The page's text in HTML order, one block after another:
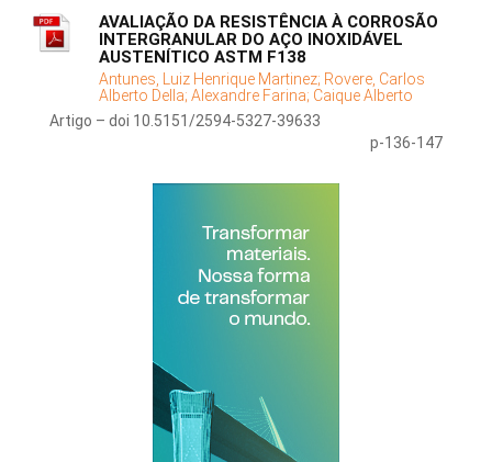
AVALIAÇÃO DA RESISTÊNCIA À CORROSÃO
INTERGRANULAR DO AÇO INOXIDÁVEL
AUSTENÍTICO ASTM F138
Antunes, Luiz Henrique Martinez; Rovere, Carlos
Alberto Della; Alexandre Farina; Caique Alberto
Artigo – doi 10.5151/2594-5327-39633
p-136-147